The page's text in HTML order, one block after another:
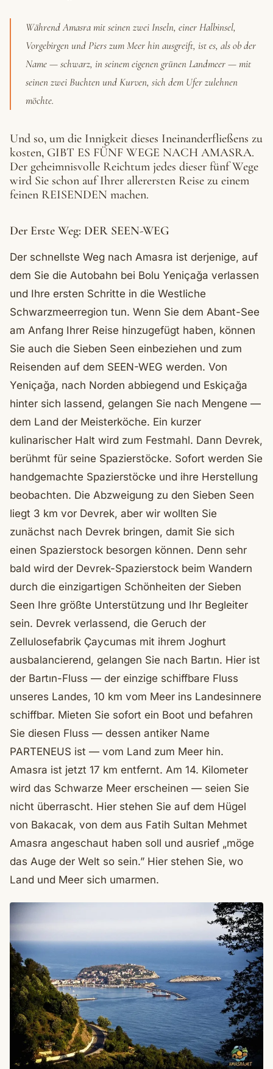
Während Amasra mit seinen zwei Inseln, einer Halbinsel,
Vorgebirgen und Piers zum Meer hin ausgreift, ist es, als ob der
Name — schwarz, in seinem eigenen grünen Landmeer — mit
seinen zwei Buchten und Kurven, sich dem Ufer zulehnen
möchte.
Und so, um die Innigkeit dieses Ineinanderfließens zu
kosten, GIBT ES FÜNF WEGE NACH AMASRA.
Der geheimnisvolle Reichtum jedes dieser fünf Wege
wird Sie schon auf Ihrer allerersten Reise zu einem
feinen REISENDEN machen.
Der Erste Weg: DER SEEN-WEG
Der schnellste Weg nach Amasra ist derjenige, auf
dem Sie die Autobahn bei Bolu Yeniçağa verlassen
und Ihre ersten Schritte in die Westliche
Schwarzmeerregion tun. Wenn Sie dem Abant-See
am Anfang Ihrer Reise hinzugefügt haben, können
Sie auch die Sieben Seen einbeziehen und zum
Reisenden auf dem SEEN-WEG werden. Von
Yeniçağa, nach Norden abbiegend und Eskiçağa
hinter sich lassend, gelangen Sie nach Mengene —
dem Land der Meisterköche. Ein kurzer
kulinarischer Halt wird zum Festmahl. Dann Devrek,
berühmt für seine Spazierstöcke. Sofort werden Sie
handgemachte Spazierstöcke und ihre Herstellung
beobachten. Die Abzweigung zu den Sieben Seen
liegt 3 km vor Devrek, aber wir wollten Sie
zunächst nach Devrek bringen, damit Sie sich
einen Spazierstock besorgen können. Denn sehr
bald wird der Devrek-Spazierstock beim Wandern
durch die einzigartigen Schönheiten der Sieben
Seen Ihre größte Unterstützung und Ihr Begleiter
sein. Devrek verlassend, die Geruch der
Zellulosefabrik Çaycumas mit ihrem Joghurt
ausbalancierend, gelangen Sie nach Bartın. Hier ist
der Bartın-Fluss — der einzige schiffbare Fluss
unseres Landes, 10 km vom Meer ins Landesinnere
schiffbar. Mieten Sie sofort ein Boot und befahren
Sie diesen Fluss — dessen antiker Name
PARTENEUS ist — vom Land zum Meer hin.
Amasra ist jetzt 17 km entfernt. Am 14. Kilometer
wird das Schwarze Meer erscheinen — seien Sie
nicht überrascht. Hier stehen Sie auf dem Hügel
von Bakacak, von dem aus Fatih Sultan Mehmet
Amasra angeschaut haben soll und ausrief „möge
das Auge der Welt so sein.” Hier stehen Sie, wo
Land und Meer sich umarmen.